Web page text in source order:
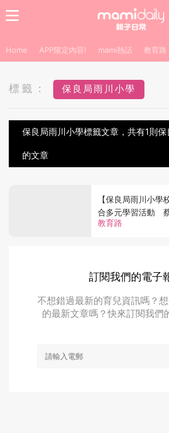
Home APP限定內容! mami熱話 教育路
標籤： 保良局雨川小學
保良局雨川小學標籤文章，共有1則
的文章
教育路
【保良局雨川小學
合多元學習活動
得關愛最重要！
訂閱我們的電子
不想錯過最新的育兒資訊嗎？
的最新文章嗎？快來訂閱我們